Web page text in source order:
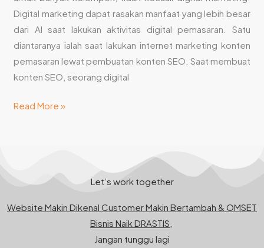
Digital marketing dapat rasakan manfaat yang lebih besar
dari AI saat lakukan aktivitas digital pemasaran. Satu
diantaranya ialah saat lakukan internet marketing konten
pemasaran lewat pembuatan konten SEO. Saat membuat
konten SEO, seorang digital
Read More »
Let’s work together
Website Makin Dikenal Customer Makin Bertambah & OMSET
Bisnis Naik DRASTIS,
Jangan tunggu lagi